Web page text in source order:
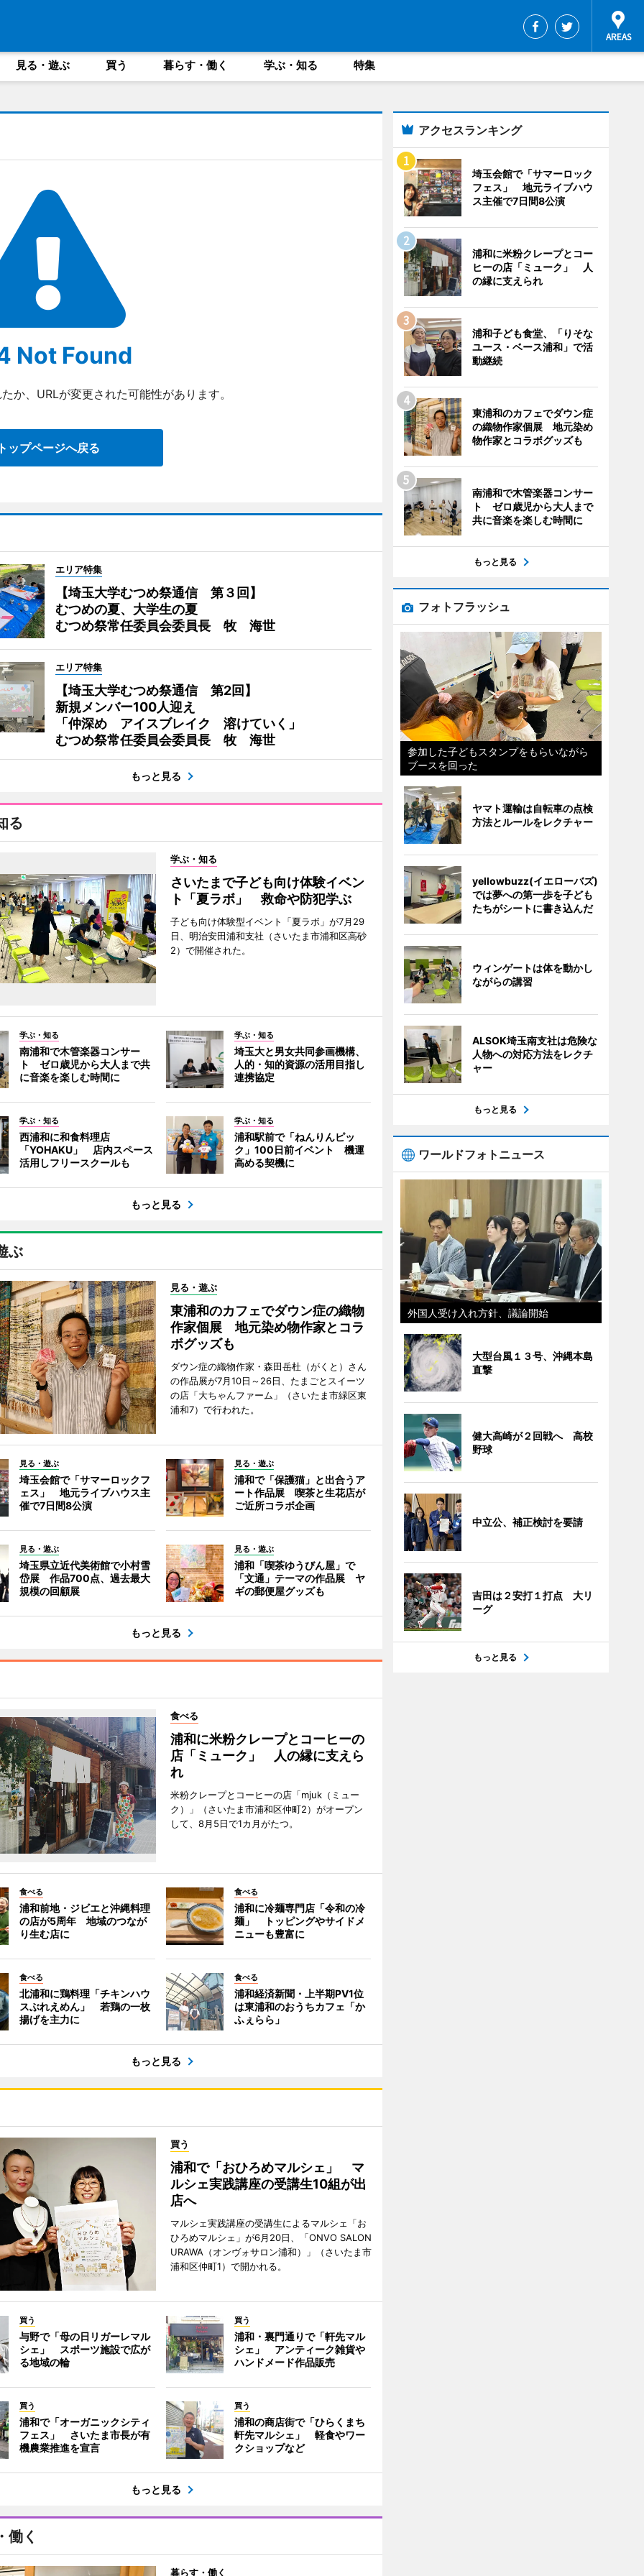
見る・遊ぶ 買う 暮らす・働く 学ぶ・知る 特集
Not Found
か、URLが変更された可能性があります。
ップページへ戻る
エリア特集
【埼玉大学むつめ祭通信 第３回】
むつめの夏、大学生の夏
むつめ祭常任委員会委員長 牧 海世
エリア特集
【埼玉大学むつめ祭通信 第2回】
新規メンバー100人迎え
「仲深め アイスブレイク 溶けていく」
むつめ祭常任委員会委員長 牧 海世
もっと見る
る
学ぶ・知る
さいたまで子ども向け体験イベン
ト「夏ラボ」 救命や防犯学ぶ
子ども向け体験型イベント「夏ラボ」が7月29
日、明治安田浦和支社（さいたま市浦和区高砂
2）で開催された。
学ぶ・知る
南浦和で木管楽器コンサー
ト ゼロ歳児から大人まで共
に音楽を楽しむ時間に
学ぶ・知る
埼玉大と男女共同参画機構、
人的・知的資源の活用目指し
連携協定
学ぶ・知る
西浦和に和食料理店
「YOHAKU」 店内スペース
活用しフリースクールも
学ぶ・知る
浦和駅前で「ねんりんピッ
ク」100日前イベント 機運
高める契機に
もっと見る
ぶ
見る・遊ぶ
東浦和のカフェでダウン症の織物
作家個展 地元染め物作家とコラ
ボグッズも
ダウン症の織物作家・森田岳杜（がくと）さん
の作品展が7月10日～26日、たまごとスイーツ
の店「大ちゃんファーム」（さいたま市緑区東
浦和7）で行われた。
見る・遊ぶ
埼玉会館で「サマーロックフ
ェス」 地元ライブハウス主
催で7日間8公演
見る・遊ぶ
浦和で「保護猫」と出合うア
ート作品展 喫茶と生花店が
ご近所コラボ企画
見る・遊ぶ
埼玉県立近代美術館で小村雪
岱展 作品700点、過去最大
規模の回顧展
見る・遊ぶ
浦和「喫茶ゆうびん屋」で
「文通」テーマの作品展 ヤ
ギの郵便屋グッズも
もっと見る
食べる
浦和に米粉クレープとコーヒーの
店「ミューク」 人の縁に支えら
れ
米粉クレープとコーヒーの店「mjuk（ミュー
ク）」（さいたま市浦和区仲町2）がオープン
して、8月5日で1カ月がたつ。
食べる
浦和前地・ジビエと沖縄料理
の店が5周年 地域のつなが
り生む店に
食べる
浦和に冷麺専門店「令和の冷
麺」 トッピングやサイドメ
ニューも豊富に
食べる
北浦和に鶏料理「チキンハウ
スぶれえめん」 若鶏の一枚
揚げを主力に
食べる
浦和経済新聞・上半期PV1位
は東浦和のおうちカフェ「か
ふぇらら」
もっと見る
買う
浦和で「おひろめマルシェ」 マ
ルシェ実践講座の受講生10組が出
店へ
マルシェ実践講座の受講生によるマルシェ「お
ひろめマルシェ」が6月20日、「ONVO SALON
URAWA（オンヴォサロン浦和）」（さいたま市
浦和区仲町1）で開かれる。
買う
与野で「母の日リガーレマル
シェ」 スポーツ施設で広が
る地域の輪
買う
浦和・裏門通りで「軒先マル
シェ」 アンティーク雑貨や
ハンドメード作品販売
買う
浦和で「オーガニックシティ
フェス」 さいたま市長が有
機農業推進を宣言
買う
浦和の商店街で「ひらくまち
軒先マルシェ」 軽食やワー
クショップなど
もっと見る
働く
暮らす・働く
アクセスランキング
埼玉会館で「サマーロック
フェス」 地元ライブハウ
ス主催で7日間8公演
浦和に米粉クレープとコー
ヒーの店「ミューク」 人
の縁に支えられ
浦和子ども食堂、「りそな
ユース・ベース浦和」で活
動継続
東浦和のカフェでダウン症
の織物作家個展 地元染め
物作家とコラボグッズも
南浦和で木管楽器コンサー
ト ゼロ歳児から大人まで
共に音楽を楽しむ時間に
もっと見る
フォトフラッシュ
参加した子どもスタンプをもらいながら
ブースを回った
ヤマト運輸は自転車の点検
方法とルールをレクチャー
yellowbuzz(イエローバズ)
では夢への第一歩を子ども
たちがシートに書き込んだ
ウィンゲートは体を動かし
ながらの講習
ALSOK埼玉南支社は危険な
人物への対応方法をレクチ
ャー
もっと見る
ワールドフォトニュース
外国人受け入れ方針、議論開始
大型台風１３号、沖縄本島
直撃
健大高崎が２回戦へ 高校
野球
中立公、補正検討を要請
吉田は２安打１打点 大リ
ーグ
もっと見る